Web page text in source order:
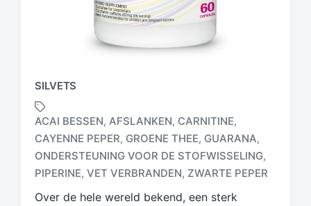
SILVETS
e
t
a
ACAI BESSEN, AFSLANKEN, CARNITINE,
CAYENNE PEPER, GROENE THEE, GUARANA,
ONDERSTEUNING VOOR DE STOFWISSELING,
PIPERINE, VET VERBRANDEN, ZWARTE PEPER
Over de hele wereld bekend, een sterk